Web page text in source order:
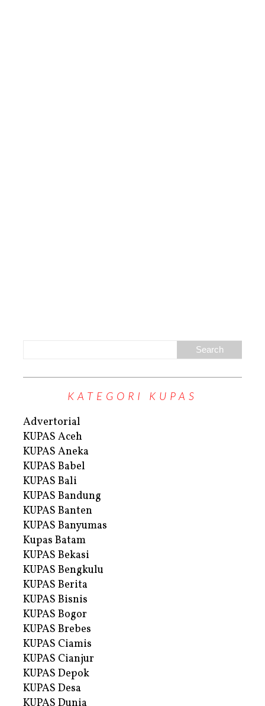
KATEGORI KUPAS
Advertorial
KUPAS Aceh
KUPAS Aneka
KUPAS Babel
KUPAS Bali
KUPAS Bandung
KUPAS Banten
KUPAS Banyumas
Kupas Batam
KUPAS Bekasi
KUPAS Bengkulu
KUPAS Berita
KUPAS Bisnis
KUPAS Bogor
KUPAS Brebes
KUPAS Ciamis
KUPAS Cianjur
KUPAS Depok
KUPAS Desa